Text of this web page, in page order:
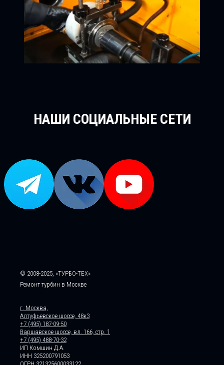
НАШИ СОЦИАЛЬНЫЕ СЕТИ
© 2008-2025, «ТУРБО-ТЕХ»
Ремонт турбин в Москве
г. Москва,
Алтуфьевское шоссе, 48к3
+7 (495) 187-09-50
Варшавское шоссе, вл. 166, стр. 1
+7 (495) 488-70-32
ИП Комшин Д.А.
ИНН 325200791053